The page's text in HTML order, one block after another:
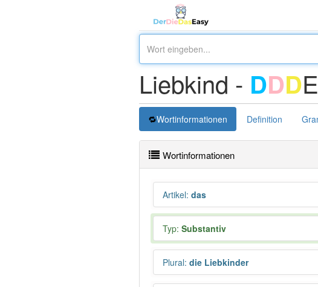
Liebkind - DDD
Wortinformationen Definition
Wortinformationen
Artikel: das
Typ: Substantiv
Plural: die Liebkinder